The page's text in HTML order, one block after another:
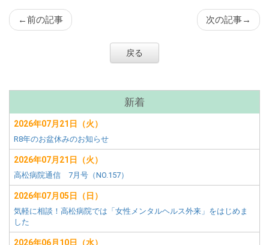
←前の記事 次の記事→
戻る
ブ
メ
ニ
ュ
ー
新着
2026年07月21日（火）
R8年のお盆休みのお知らせ
2026年07月21日（火）
高松病院通信 7月号（NO.157）
2026年07月05日（日）
気軽に相談！高松病院では「女性メンタルヘルス外来」をはじめま
した
2026年06月10日（水）